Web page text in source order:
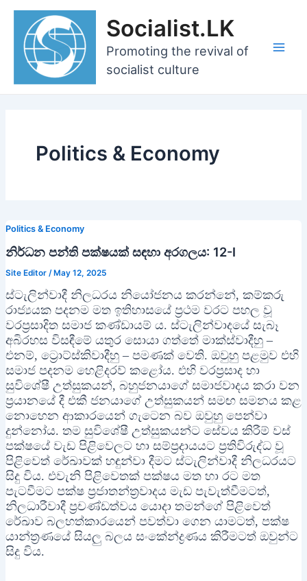
Skip
content
Socialist.LK
Promoting the revival of
socialist culture
Politics & Economy
Politics & Economy
නිර්ධන පන්ති පක්ෂයක් සඳහා අරගලය: 12-I
Site Editor / May 12, 2025
ස්ටැලින්වාදී නිලධරය නියෝජනය කරන්නේ, කම්කරු
රාජ්‍යයක පදනම මත ඉතිහාසයේ ප්‍රථම වරට පහල වූ
වරප්‍රසාදිත සමාජ කණ්ඩායම් ය. ස්ටැලින්වාදයේ සැබෑ
අබිරහස විසඳීමේ යතුර සොයා ගත්තේ මාක්ස්වාදීහු –
එනම්, ට්‍රොට්ස්කිවාදීහු – පමණක් වෙති. ඔවුහු පළමුව එහි
සමාජ පදනම හෙළිදරව් කළෝය. එහි වරප්‍රසාද හා
සුවිශේෂී උත්සුකයන්, බහුජනයාගේ සමාජවාදය කරා වන
ප්‍රයානයේ දී එකී ජනයාගේ උත්සුකයන් සමඟ සමනය කළ
නොහෙන ආකාරයෙන් ගැටෙන බව ඔවුහු පෙන්වා
දුන්නෝය. තම සුවිශේෂී උත්සුකයන්ට සේවය කිරීම් වස්
පක්ෂයේ වැඩ පිළිවෙලට හා සම්ප්‍රදායයට ප්‍රතිවිරුද්ධ වූ
පිළිවෙත් රේඛාවක් හඳුන්වා දීමට ස්ටැලින්වාදී නිලධරයට
සිදු විය. එවැනි පිළිවෙතක් පක්ෂය මත හා රට මත
පැටවීමට පක්ෂ ප්‍රජාතන්ත්‍රවාදය මැඩ පැවැත්වීමටත්,
නිලධාරීවාදී ප්‍රචණ්ඩත්වය යොදා තමන්ගේ පිළිවෙත්
රේඛාව බලහත්කාරයෙන් පවත්වා ගෙන යාමටත්, පක්ෂ
යාන්ත්‍රණයේ සියලු බලය සංකේන්ද්‍රණය කිරීමටත් ඔවුන්ට
සිදු විය.